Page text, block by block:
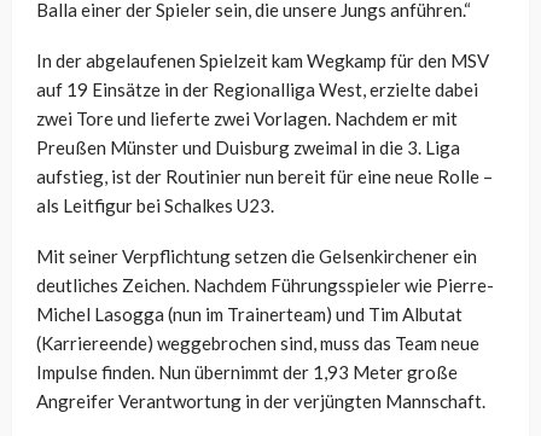
Balla einer der Spieler sein, die unsere Jungs anführen.“
In der abgelaufenen Spielzeit kam Wegkamp für den MSV
auf 19 Einsätze in der Regionalliga West, erzielte dabei
zwei Tore und lieferte zwei Vorlagen. Nachdem er mit
Preußen Münster und Duisburg zweimal in die 3. Liga
aufstieg, ist der Routinier nun bereit für eine neue Rolle –
als Leitfigur bei Schalkes U23.
Mit seiner Verpflichtung setzen die Gelsenkirchener ein
deutliches Zeichen. Nachdem Führungsspieler wie Pierre-
Michel Lasogga (nun im Trainerteam) und Tim Albutat
(Karriereende) weggebrochen sind, muss das Team neue
Impulse finden. Nun übernimmt der 1,93 Meter große
Angreifer Verantwortung in der verjüngten Mannschaft.